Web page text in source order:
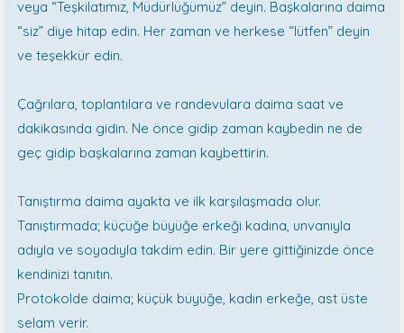
veya “Teşkilatımız, Müdürlüğümüz” deyin. Başkalarına daima
“siz” diye hitap edin. Her zaman ve herkese “lütfen” deyin
ve teşekkür edin.
Çağrılara, toplantılara ve randevulara daima saat ve
dakikasında gidin. Ne önce gidip zaman kaybedin ne de
geç gidip başkalarına zaman kaybettirin.
Tanıştırma daima ayakta ve ilk karşılaşmada olur.
Tanıştırmada; küçüğe büyüğe erkeği kadına, unvanıyla
adıyla ve soyadıyla takdim edin. Bir yere gittiğinizde önce
kendinizi tanıtın.
Protokolde daima; küçük büyüğe, kadın erkeğe, ast üste
selam verir.